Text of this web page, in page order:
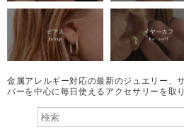
金属アレルギー対応の最新のジュエリー、
バーを中心に毎日使えるアクセサリーを取